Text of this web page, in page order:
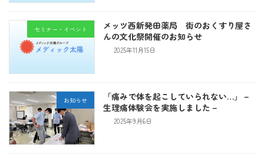
セミナー・イベント
メッツ西新発田薬局 街のおくすり屋さ
んの文化祭開催のお知らせ
2025年11月15日
お知らせ
「痛みで体を起こしていられない…」－
生理痛体験会を実施しました－
2025年9月6日